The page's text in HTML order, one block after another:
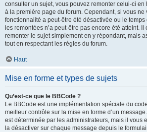
consulter un sujet, vous pouvez remonter celui-ci en
à la première page du forum. Cependant, si vous ne
fonctionnalité a peut-être été désactivée ou le temps
les remontées n’a peut-être pas encore été atteint.
remonter le sujet simplement en y répondant, mais
tout en respectant les règles du forum.
Haut
Mise en forme et types de sujets
Qu’est-ce que le BBCode ?
Le BBCode est une implémentation spéciale du
meilleur contrôle sur la mise en forme d’un
est déterminée par les administrateurs, mais il vous
la désactiver sur chaque message depuis le